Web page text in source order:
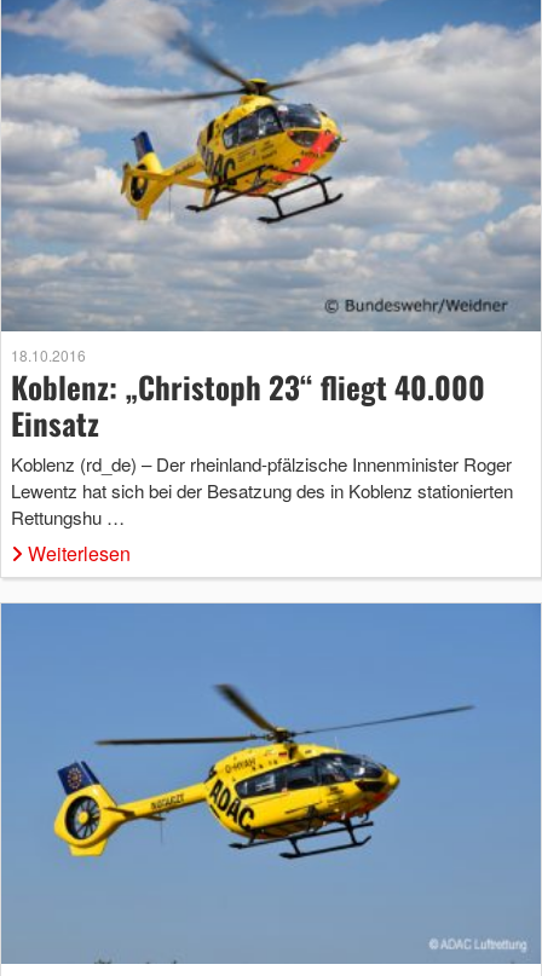
18.10.2016
Koblenz: „Christoph 23“ fliegt 40.000
Einsatz
Koblenz (rd_de) – Der rheinland-pfälzische Innenminister Roger
Lewentz hat sich bei der Besatzung des in Koblenz stationierten
Rettungshu …
Weiterlesen